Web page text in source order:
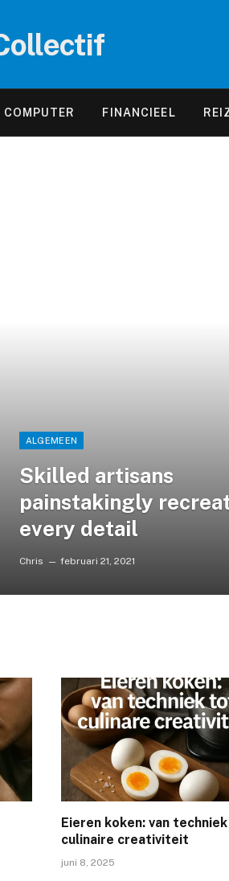
COMPUTER FINANCIEEL
ALGEMEEN
Skilled artisans
painstakingly
every detail
Chris februari 21, 2021
Eieren koken: van
culinaire creativiteit
juni 8, 2025